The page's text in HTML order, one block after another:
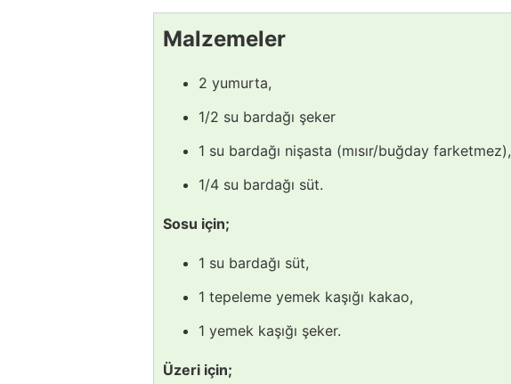
Malzemeler
2 yumurta,
1/2 su bardağı şeker
1 su bardağı nişasta (mısır/buğday farketmez),
1/4 su bardağı süt.
Sosu için;
1 su bardağı süt,
1 tepeleme yemek kaşığı kakao,
1 yemek kaşığı şeker.
Üzeri için;